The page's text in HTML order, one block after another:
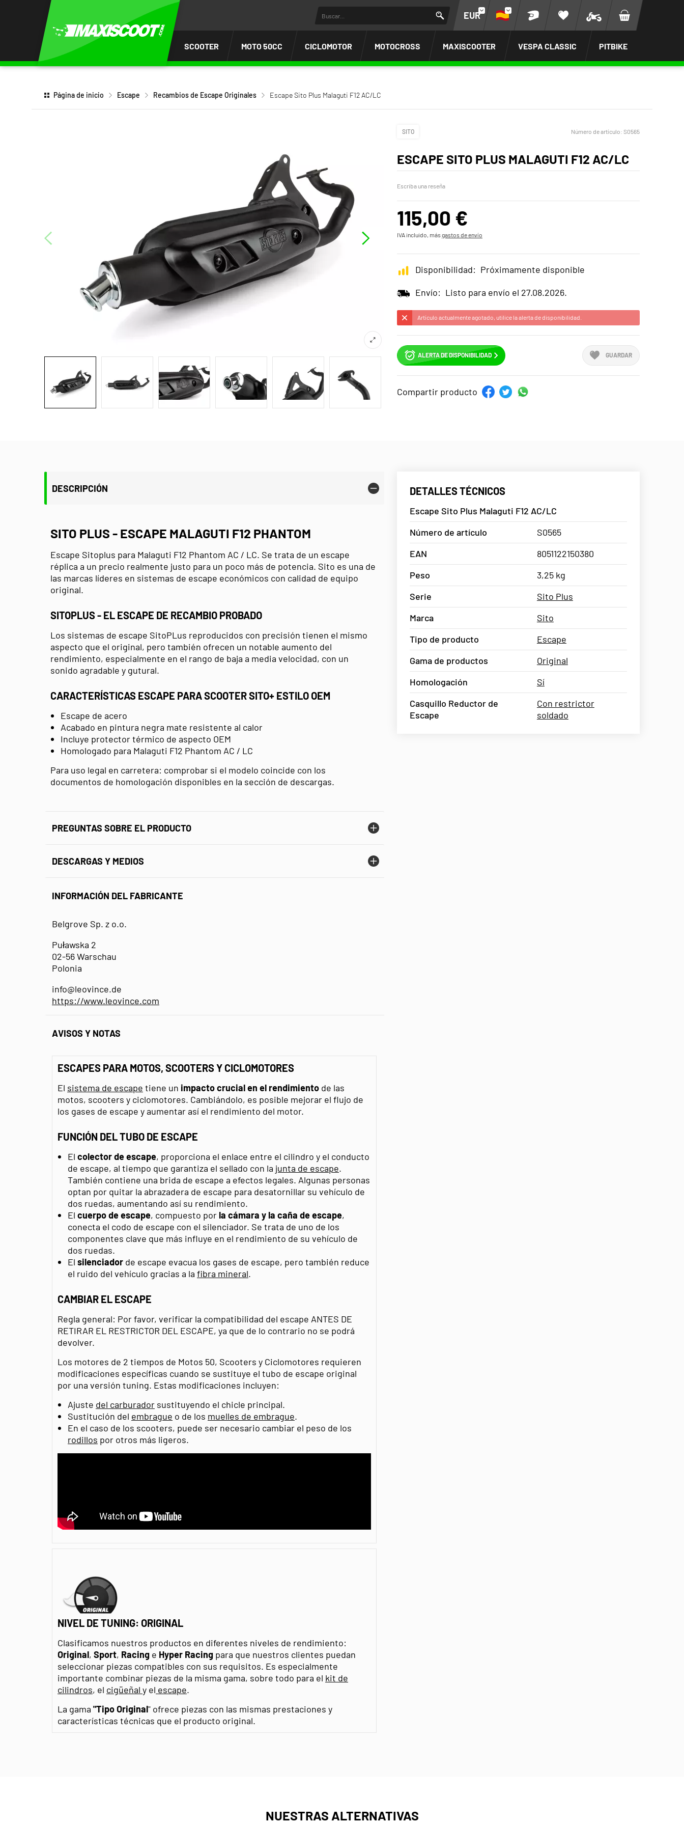
EUR
SCOOTER MOTO 50CC CICLOMOTOR MOTOCROSS MAXISCOOTER VESPA CLASSIC PITBIKE
Página de inicio Escape Recambios de Escape Originales Escape Sito Plus Malaguti F12 AC/LC
SITO Número de artículo: S0565
ESCAPE SITO PLUS MALAGUTI F12 AC/LC
Escriba una reseña
115,00 €
IVA incluido, másgastos de envío
Disponibilidad: Próximamente disponible
Envío: Listo para envío el 27.08.2026.
Artículo actualmente agotado, utilice la alerta de disponibilidad.
ALERTA DE DISPONIBILIDAD GUARDAR
Compartir producto
DESCRIPCIÓN
SITO PLUS - ESCAPE MALAGUTI F12 PHANTOM
Escape Sitoplus para Malaguti F12 Phantom AC / LC. Se trata de un escape
réplica a un precio realmente justo para un poco más de potencia. Sito es una de
las marcas líderes en sistemas de escape económicos con calidad de equipo
original.
SITOPLUS - EL ESCAPE DE RECAMBIO PROBADO
Los sistemas de escape SitoPLus reproducidos con precisión tienen el mismo
aspecto que el original, pero también ofrecen un notable aumento del
rendimiento, especialmente en el rango de baja a media velocidad, con un
sonido agradable y gutural.
CARACTERÍSTICAS ESCAPE PARA SCOOTER SITO+ ESTILO OEM
Escape de acero
Acabado en pintura negra mate resistente al calor
Incluye protector térmico de aspecto OEM
Homologado para Malaguti F12 Phantom AC / LC
Para uso legal en carretera: comprobar si el modelo coincide con los
documentos de homologación disponibles en la sección de descargas.
PREGUNTAS SOBRE EL PRODUCTO
DESCARGAS Y MEDIOS
INFORMACIÓN DEL FABRICANTE
Belgrove Sp. z o.o.
Puławska 2
02-56 Warschau
Polonia
info@leovince.de
https://www.leovince.com
AVISOS Y NOTAS
ESCAPES PARA MOTOS, SCOOTERS Y CICLOMOTORES
El sistema de escape tiene un impacto crucial en el rendimiento de las
motos, scooters y ciclomotores. Cambiándolo, es posible mejorar el flujo de
los gases de escape y aumentar así el rendimiento del motor.
FUNCIÓN DEL TUBO DE ESCAPE
El colector deescape, proporciona el enlace entre el cilindro y el conducto
de escape, al tiempo que garantiza el sellado con la junta de escape.
También contiene una brida de escape a efectos legales. Algunas personas
optan por quitar la abrazadera de escape para desatornillar su vehículo de
dos ruedas, aumentando así su rendimiento.
El cuerpode escape, compuesto por la cámara y la caña de escape,
conecta el codo de escape con el silenciador. Se trata de uno de los
componentes clave que más influye en el rendimiento de su vehículo de
dos ruedas.
El silenciador de escape evacua los gases de escape, pero también reduce
el ruido del vehículo gracias a la fibra mineral.
CAMBIAR EL ESCAPE
Regla general: Por favor, verificar la compatibilidad del escape ANTES DE
RETIRAR EL RESTRICTOR DEL ESCAPE, ya que de lo contrario no se podrá
devolver.
Los motores de 2 tiempos de Motos 50, Scooters y Ciclomotores requieren
modificaciones específicas cuando se sustituye el tubo de escape original
por una versión tuning. Estas modificaciones incluyen:
Ajuste del carburador sustituyendo el chicle principal.
Sustitución del embrague o de los muelles de embrague.
En el caso de los scooters, puede ser necesario cambiar el peso de los
rodillos por otros más ligeros.
NIVEL DE TUNING: ORIGINAL
Clasificamos nuestros productos en diferentes niveles de rendimiento:
Original, Sport, Racing e Hyper Racing para que nuestros clientes puedan
seleccionar piezas compatibles con sus requisitos. Es especialmente
importante combinar piezas de la misma gama, sobre todo para el kit de
cilindros, el cigüeñal y el escape.
La gama "Tipo Original" ofrece piezas con las mismas prestaciones y
características técnicas que el producto original.
DETALLES TÉCNICOS
Escape Sito Plus Malaguti F12 AC/LC
Número de artículo
S0565
EAN
8051122150380
Peso
3,25 kg
Serie
Sito Plus
Marca
Sito
Tipo de producto
Escape
Gama de productos
Original
Homologación
Sí
Casquillo Reductor de
Escape
Con restrictor
soldado
NUESTRAS ALTERNATIVAS